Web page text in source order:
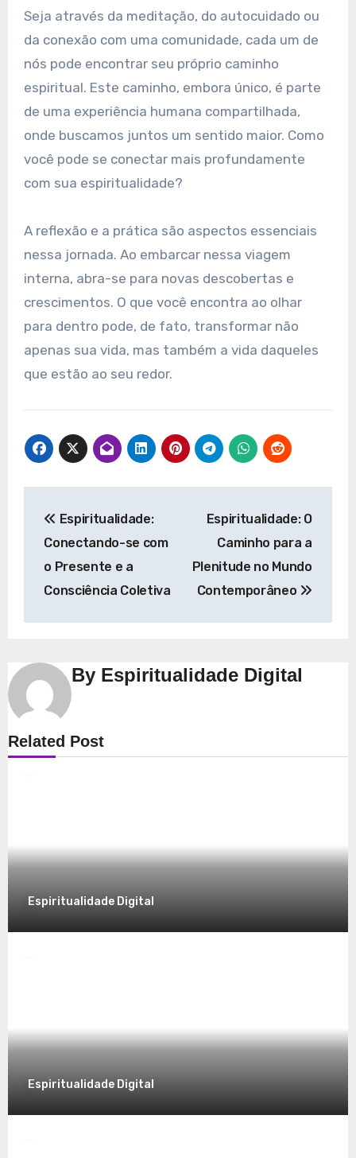
Seja através da meditação, do autocuidado ou
da conexão com uma comunidade, cada um de
nós pode encontrar seu próprio caminho
espiritual. Este caminho, embora único, é parte
de uma experiência humana compartilhada,
onde buscamos juntos um sentido maior. Como
você pode se conectar mais profundamente
com sua espiritualidade?
A reflexão e a prática são aspectos essenciais
nessa jornada. Ao embarcar nessa viagem
interna, abra-se para novas descobertas e
crescimentos. O que você encontra ao olhar
para dentro pode, de fato, transformar não
apenas sua vida, mas também a vida daqueles
que estão ao seu redor.
de
Post
Espiritualidade:
Conectando-se com
o Presente e a
Consciência Coletiva
Espiritualidade: O
Caminho para a
Plenitude no Mundo
Contemporâneo
By Espiritualidade Digital
Related Post
Espiritualidade
Explorando a Espiritualidade: Conexão e
Espiritualidade Digital
Espiritualidade Digital